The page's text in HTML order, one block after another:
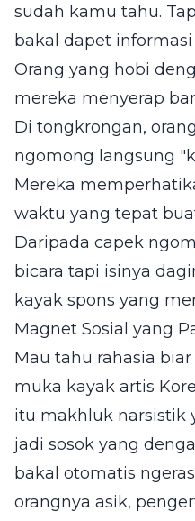
sudah kamu tahu.
bakal dapet
Orang yang hobi
mereka menyerap
Di tongkrongan,
ngomong langsung
Mereka
waktu yang tepat
Daripada capek
bicara tapi isinya
kayak spons yang
Magnet Sosial yang
Mau tahu rahasia
muka kayak artis
itu makhluk narsistik
jadi sosok yang
bakal otomatis
orangnya asik,